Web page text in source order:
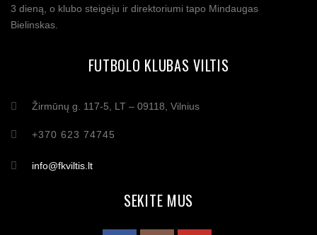
3 dieną, o klubo steigėju ir direktoriumi tapo Mindaugas
Bielinskas.
FUTBOLO KLUBAS VILTIS
Žirmūnų g. 117-5, LT – 09118, Vilnius
+370 623 74745
info@fkviltis.lt
SEKITE MUS